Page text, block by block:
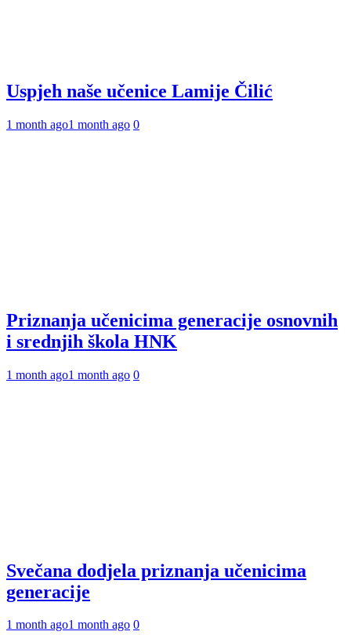
Uspjeh naše učenice Lamije Čilić
1 month ago1 month ago 0
Priznanja učenicima generacije osnovnih
i srednjih škola HNK
1 month ago1 month ago 0
Svečana dodjela priznanja učenicima
generacije
1 month ago1 month ago 0